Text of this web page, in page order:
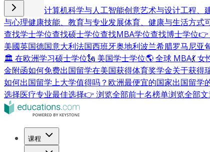
商业与管理 计算机科学与人工智能创意艺术与设计工程、
与心理健康技能、教育与专业发展体育、健康与生活方式
查找学士学位查找硕士学位查找MBA学位查找博士学位👉
美國英国德国意大利法国西班牙奥地利波兰希腊罗马尼亚
🏛 在欧洲学习硕士学位🗽 美国学士学位🌎 全球 MBA💃
金附函如何免费出国留学在美国获得体育奖学金关于获得
如何出国留学上大学值得吗？ 欧洲最便宜的国家出国留学
选择医疗专业最佳选择👉 浏览全部前十名榜单浏览全部
课程